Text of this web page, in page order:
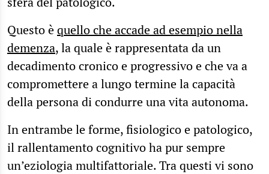
Questo èquello che accade ad esempio nella
demenza, la quale è rappresentata da un
decadimento cronico e progressivo e che va a
compromettere a lungo termine la capacità
della persona di condurre una vita autonoma.
In entrambe le forme, fisiologico e patologico,
il rallentamento cognitivo ha pur sempre
un’eziologia multifattoriale. Tra questi vi sono